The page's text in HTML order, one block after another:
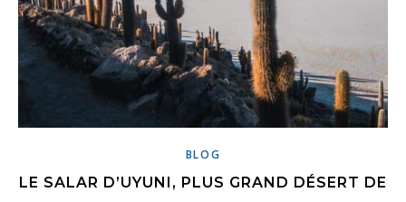
BLOG
LE SALAR D’UYUNI, PLUS GRAND DÉSERT DE